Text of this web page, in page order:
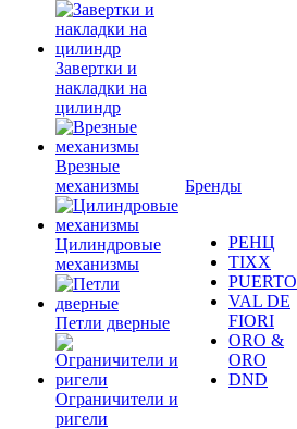
Завертки и
накладки на
цилиндр
Врезные
механизмы
Цилиндровые
механизмы
Петли дверные
Ограничители и
ригели
Бренды
РЕНЦ
TIXX
PUERTO
VAL DE
FIORI
ORO &
ORO
DND